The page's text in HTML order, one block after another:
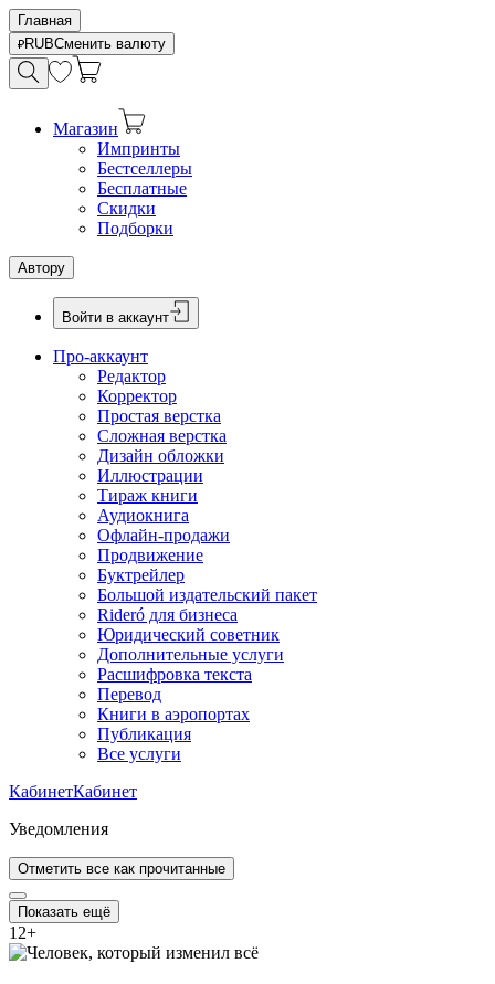
Главная
RUBСменить валюту
Магазин
Импринты
Бестселлеры
Бесплатные
Скидки
Подборки
Автору
Войти в аккаунт
Про-аккаунт
Редактор
Корректор
Простая верстка
Сложная верстка
Дизайн обложки
Иллюстрации
Тираж книги
Аудиокнига
Офлайн-продажи
Продвижение
Буктрейлер
Большой издательский пакет
Rideró для бизнеса
Юридический советник
Дополнительные услуги
Расшифровка текста
Перевод
Книги в аэропортах
Публикация
Все услуги
КабинетКабинет
Уведомления
Отметить все как прочитанные
Показать ещё
12+